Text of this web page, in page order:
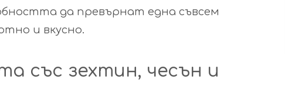
да превърнат една съвсем
и вкусно.
със зехтин, чесън и